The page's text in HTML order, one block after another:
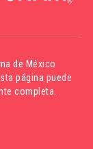
de México
página puede
completa.